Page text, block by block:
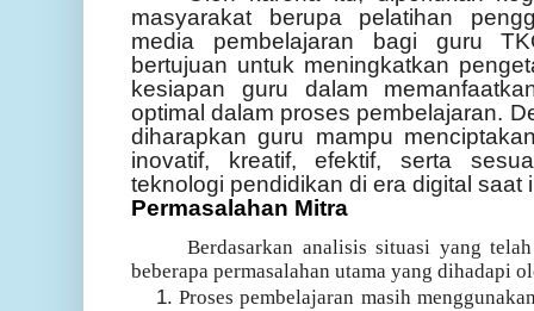
masyarakat berupa pelatihan
media pembelajaran bagi guru
bertujuan untuk meningkatkan
kesiapan guru dalam
optimal dalam proses pembelajaran.
diharapkan guru mampu
inovatif, kreatif, efektif, serta
teknologi pendidikan di era digital saat
Permasalahan Mitra
Berdasarkan analisis situasi yang
beberapa permasalahan utama yang dihadapi
Proses pembelajaran masih